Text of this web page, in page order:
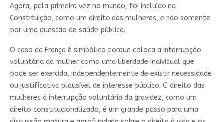
Agora, pela primeira vez no mundo, foi incluído na
Constituição, como um direito das mulheres, e não somente
por uma questão de saúde pública.
O caso da França é simbólico porque coloca a interrupção
voluntária da mulher como uma liberdade individual que
pode ser exercida, independentemente de existir necessidade
ou justificativa plausível de interesse público. O direito das
mulheres à interrupção voluntária da gravidez, como um
direito constitucionalizado, é um grande passo para uma